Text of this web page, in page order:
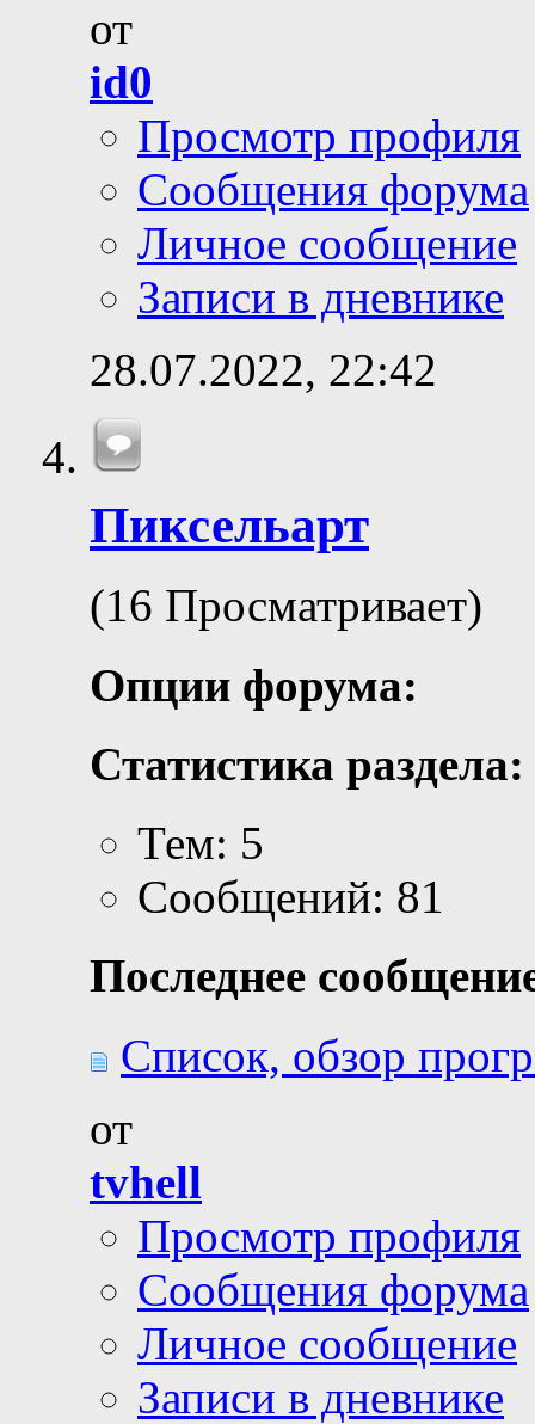
от
id0
Просмотр профиля
Сообщения форума
Личное сообщение
Записи в дневнике
28.07.2022, 22:42
Пиксельарт
(16 Просматривает)
Опции форума:
Статистика раздела:
Тем: 5
Сообщений: 81
Последнее
Список, обзор
от
tvhell
Просмотр профиля
Сообщения форума
Личное сообщение
Записи в дневнике